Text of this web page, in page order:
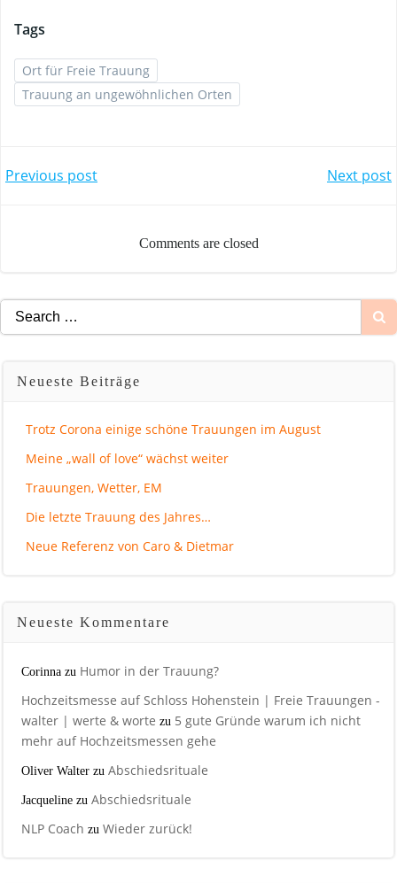
Tags
Ort für Freie Trauung
Trauung an ungewöhnlichen Orten
Previous post Next post
Comments are closed
Search
for:
Neueste Beiträge
Trotz Corona einige schöne Trauungen im August
Meine „wall of love“ wächst weiter
Trauungen, Wetter, EM
Die letzte Trauung des Jahres…
Neue Referenz von Caro & Dietmar
Neueste Kommentare
Corinna zu Humor in der Trauung?
Hochzeitsmesse auf Schloss Hohenstein | Freie Trauungen -
walter | werte & worte zu 5 gute Gründe warum ich nicht
mehr auf Hochzeitsmessen gehe
Oliver Walter zu Abschiedsrituale
Jacqueline zu Abschiedsrituale
NLP Coach zu Wieder zurück!